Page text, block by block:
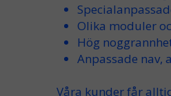
Olika moduler
Hög
Anpassade nav,
Våra kunder får